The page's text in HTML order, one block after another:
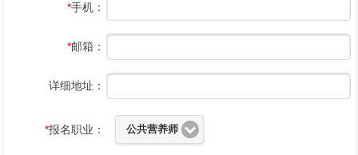
1 2
*手机：
*邮箱：
详细地址：
*报名职业： 公共营养师